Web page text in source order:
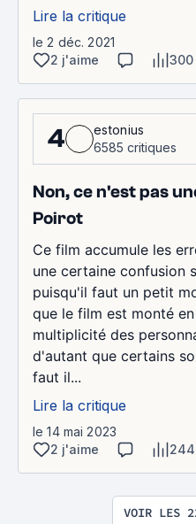
Lire la critique
le 2 déc. 2021
2 j'aime
300
4
estonius
6585 critiques
Non, ce n'est pas
Poirot
Ce film accumule les
une certaine confusion
puisqu'il faut un petit
que le film est monté
multiplicité des
d'autant que certains
faut il...
Lire la critique
le 14 mai 2023
2 j'aime
244
VOIR LES